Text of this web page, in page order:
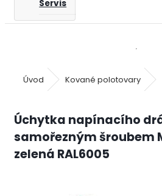
Servis
Úvod Kované polotovary
Úchytka napínacího
samořezným šroubem
zelená RAL6005